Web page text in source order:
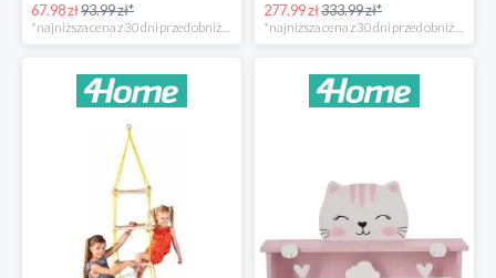
67.98 zł93.99 zł*
*najniższa cena z 30 dni przed obniżką
277.99 zł333.99 zł*
*najniższa cena z 30 dni przed obniżką